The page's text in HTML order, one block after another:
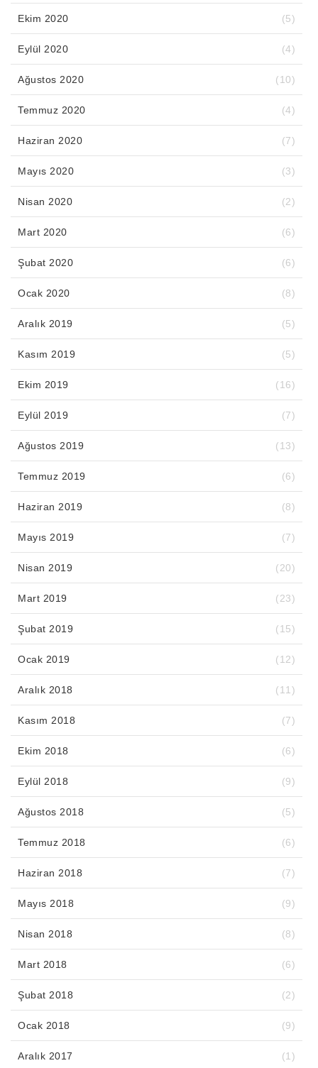
Ekim 2020 (5)
Eylül 2020 (4)
Ağustos 2020 (10)
Temmuz 2020 (4)
Haziran 2020 (7)
Mayıs 2020 (3)
Nisan 2020 (2)
Mart 2020 (6)
Şubat 2020 (6)
Ocak 2020 (8)
Aralık 2019 (5)
Kasım 2019 (5)
Ekim 2019 (16)
Eylül 2019 (7)
Ağustos 2019 (13)
Temmuz 2019 (6)
Haziran 2019 (8)
Mayıs 2019 (7)
Nisan 2019 (20)
Mart 2019 (23)
Şubat 2019 (15)
Ocak 2019 (12)
Aralık 2018 (11)
Kasım 2018 (7)
Ekim 2018 (6)
Eylül 2018 (9)
Ağustos 2018 (5)
Temmuz 2018 (6)
Haziran 2018 (7)
Mayıs 2018 (9)
Nisan 2018 (8)
Mart 2018 (6)
Şubat 2018 (2)
Ocak 2018 (9)
Aralık 2017 (1)